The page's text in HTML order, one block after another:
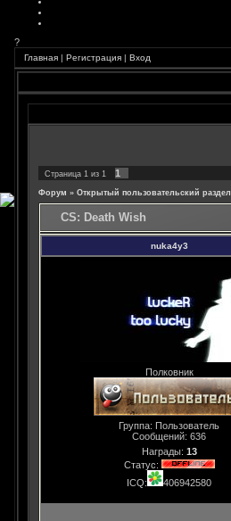
?
Главная | Регистрация | Вход
Страница 1 из 1 1
Форум » Открытый пользовательский раздел
CS: Death Wish
nuka4y3
Полковник
Группа: Пользователь
Сообщений: 636
Награды: 13
Статус:
ICQ:
406942580